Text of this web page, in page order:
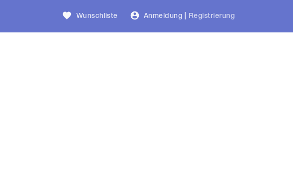
Wunschliste Anmeldung Registrierung